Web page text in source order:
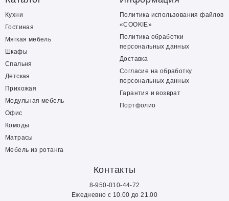
Кухни
Гостиная
Мягкая мебель
Шкафы
Спальня
Детская
Прихожая
Модульная мебель
Офис
Комоды
Матрасы
Мебель из ротанга
Политика использования файлов
«COOKIE»
Политика обработки
персональных данных
Доставка
Согласие на обработку
персональных данных
Гарантия и возврат
Портфолио
Контакты
8-950-010-44-72
Ежедневно с 10.00 до 21.00